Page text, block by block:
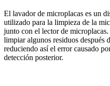
El lavador de microplacas es un
utilizado para la limpieza de la
junto con el lector de
limpiar algunos residuos después
reduciendo así el error causado
detección posterior.